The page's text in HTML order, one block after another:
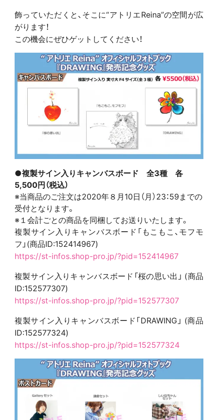
飾っていただくと、そこに“アトリエReina”の空間が広
がります！
この機会にぜひゲットしてください！
●複製サイン入りキャンバスボード 全3種 各
5,500円（税込）
※当商品のご注文は2020年８月10日（月）23：59までの
受付となります。
※１会計ごとの商品を同梱してお送りいたします。
複製サイン入りキャンバスボード「もこもこ、モフモ
フ」(商品ID:152414967)
https://st-infos.shop-pro.jp/?pid=152414967
複製サイン入りキャンバスボード「桜の思い出」 (商品
ID:152577307)
https://st-infos.shop-pro.jp/?pid=152577307
複製サイン入りキャンバスボード「DRAWING」 (商品
ID:152577324)
https://st-infos.shop-pro.jp/?pid=152577324